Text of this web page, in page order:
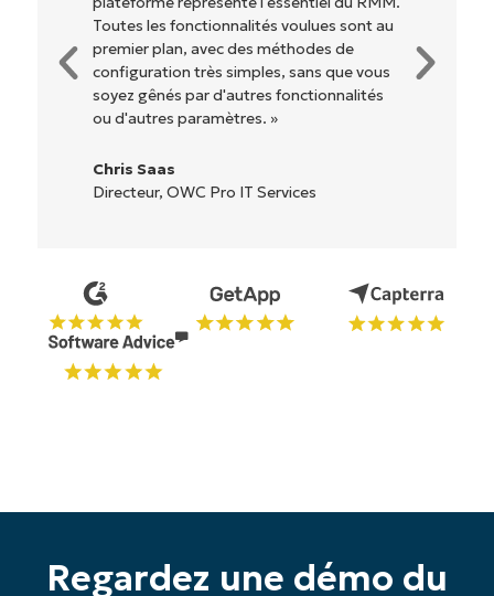
d'interface difficile à maîtriser. Toutes les
options et tous les outils sont clairement
étiquetés, faciles à comprendre et il est
très facile de s'y retrouver. »
Reiffenberger.NET Technology Solutions
Regardez une démo du